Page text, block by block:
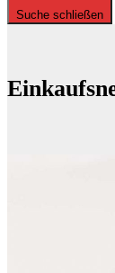
Suche schließen